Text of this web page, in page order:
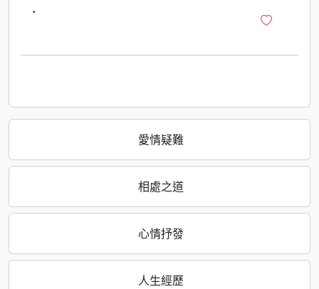
愛情疑難
相處之道
心情抒發
人生經歷
·